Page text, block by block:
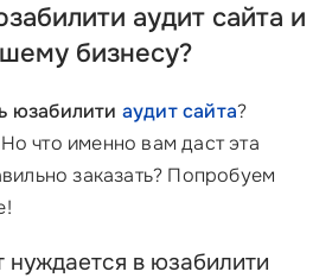
аудит сайта и
бизнесу?
юзабилити аудит сайта?
что именно вам даст эта
заказать? Попробуем
в юзабилити